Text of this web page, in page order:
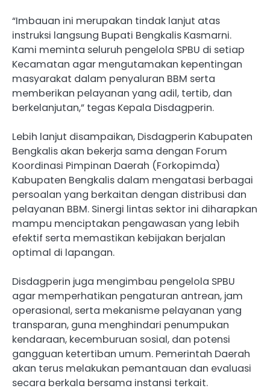
“Imbauan ini merupakan tindak lanjut atas
instruksi langsung Bupati Bengkalis Kasmarni.
Kami meminta seluruh pengelola SPBU di setiap
Kecamatan agar mengutamakan kepentingan
masyarakat dalam penyaluran BBM serta
memberikan pelayanan yang adil, tertib, dan
berkelanjutan,” tegas Kepala Disdagperin.
Lebih lanjut disampaikan, Disdagperin Kabupaten
Bengkalis akan bekerja sama dengan Forum
Koordinasi Pimpinan Daerah (Forkopimda)
Kabupaten Bengkalis dalam mengatasi berbagai
persoalan yang berkaitan dengan distribusi dan
pelayanan BBM. Sinergi lintas sektor ini diharapkan
mampu menciptakan pengawasan yang lebih
efektif serta memastikan kebijakan berjalan
optimal di lapangan.
Disdagperin juga mengimbau pengelola SPBU
agar memperhatikan pengaturan antrean, jam
operasional, serta mekanisme pelayanan yang
transparan, guna menghindari penumpukan
kendaraan, kecemburuan sosial, dan potensi
gangguan ketertiban umum. Pemerintah Daerah
akan terus melakukan pemantauan dan evaluasi
secara berkala bersama instansi terkait.